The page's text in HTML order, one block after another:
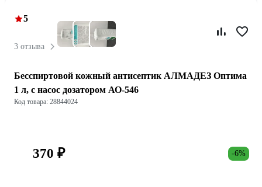
5
3 отзыва
Бесспиртовой кожный антисептик АЛМАДЕЗ Оптима
1 л, с насос дозатором АО-546
Код товара: 28844024
370 ₽ -6%